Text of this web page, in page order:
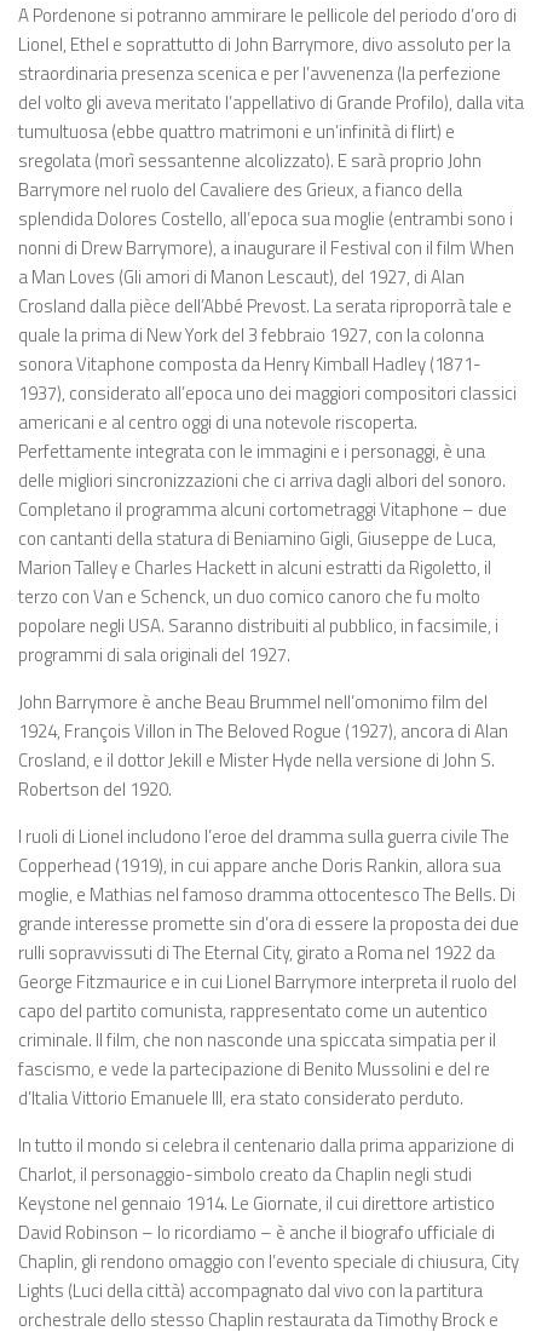
A Pordenone si potranno ammirare le pellicole del periodo d’oro di
Lionel, Ethel e soprattutto di John Barrymore, divo assoluto per la
straordinaria presenza scenica e per l’avvenenza (la perfezione
del volto gli aveva meritato l’appellativo di Grande Profilo), dalla vita
tumultuosa (ebbe quattro matrimoni e un’infinità di flirt) e
sregolata (morì sessantenne alcolizzato). E sarà proprio John
Barrymore nel ruolo del Cavaliere des Grieux, a fianco della
splendida Dolores Costello, all’epoca sua moglie (entrambi sono i
nonni di Drew Barrymore), a inaugurare il Festival con il film When
a Man Loves (Gli amori di Manon Lescaut), del 1927, di Alan
Crosland dalla pièce dell’Abbé Prevost. La serata riproporrà tale e
quale la prima di New York del 3 febbraio 1927, con la colonna
sonora Vitaphone composta da Henry Kimball Hadley (1871-
1937), considerato all’epoca uno dei maggiori compositori classici
americani e al centro oggi di una notevole riscoperta.
Perfettamente integrata con le immagini e i personaggi, è una
delle migliori sincronizzazioni che ci arriva dagli albori del sonoro.
Completano il programma alcuni cortometraggi Vitaphone – due
con cantanti della statura di Beniamino Gigli, Giuseppe de Luca,
Marion Talley e Charles Hackett in alcuni estratti da Rigoletto, il
terzo con Van e Schenck, un duo comico canoro che fu molto
popolare negli USA. Saranno distribuiti al pubblico, in facsimile, i
programmi di sala originali del 1927.
John Barrymore è anche Beau Brummel nell’omonimo film del
1924, François Villon in The Beloved Rogue (1927), ancora di Alan
Crosland, e il dottor Jekill e Mister Hyde nella versione di John S.
Robertson del 1920.
I ruoli di Lionel includono l’eroe del dramma sulla guerra civile The
Copperhead (1919), in cui appare anche Doris Rankin, allora sua
moglie, e Mathias nel famoso dramma ottocentesco The Bells. Di
grande interesse promette sin d’ora di essere la proposta dei due
rulli sopravvissuti di The Eternal City, girato a Roma nel 1922 da
George Fitzmaurice e in cui Lionel Barrymore interpreta il ruolo del
capo del partito comunista, rappresentato come un autentico
criminale. Il film, che non nasconde una spiccata simpatia per il
fascismo, e vede la partecipazione di Benito Mussolini e del re
d’Italia Vittorio Emanuele III, era stato considerato perduto.
In tutto il mondo si celebra il centenario dalla prima apparizione di
Charlot, il personaggio-simbolo creato da Chaplin negli studi
Keystone nel gennaio 1914. Le Giornate, il cui direttore artistico
David Robinson – lo ricordiamo – è anche il biografo ufficiale di
Chaplin, gli rendono omaggio con l’evento speciale di chiusura, City
Lights (Luci della città) accompagnato dal vivo con la partitura
orchestrale dello stesso Chaplin restaurata da Timothy Brock e